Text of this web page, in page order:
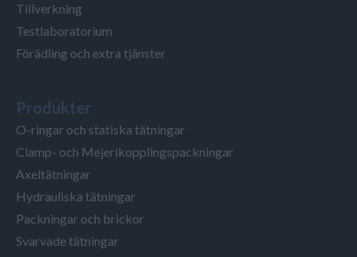
Tillverkning
Testlaboratorium
Förädling och extra tjänster
Produkter
O-ringar och statiska tätningar
Clamp- och Mejerikopplingspackningar
Axeltätningar
Hydrauliska tätningar
Packningar och brickor
Svarvade tätningar